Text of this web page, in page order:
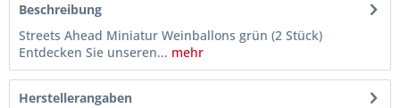
Beschreibung
Streets Ahead Miniatur Weinballons grün (2 Stück)
Entdecken Sie unseren... mehr
Herstellerangaben